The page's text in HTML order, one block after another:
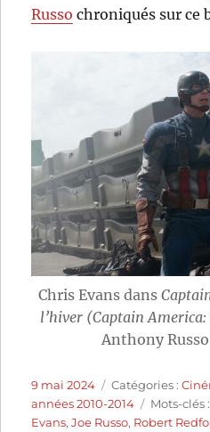
Russo chroniqués sur ce
Chris Evans dans
l’hiver (Captain
Anthony Russo
Publié
le
9 mai 2024 Catégories
Catégories :
années 2010-2014
Étiquettes
Mots-clés
Evans,Joe Russo, Robert